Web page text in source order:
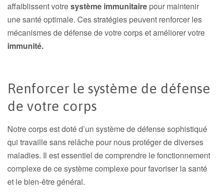
affaiblissent votresystème immunitaire pour maintenir
une santé optimale. Ces stratégies peuvent renforcer les
mécanismes de défense de votre corps et améliorer votre
immunité.
Renforcer le système de défense
de votre corps
Notre corps est doté d’un système de défense sophistiqué
qui travaille sans relâche pour nous protéger de diverses
maladies. Il est essentiel de comprendre le fonctionnement
complexe de ce système complexe pour favoriser la santé
et le bien-être général.